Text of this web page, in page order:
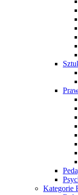
Kategorie